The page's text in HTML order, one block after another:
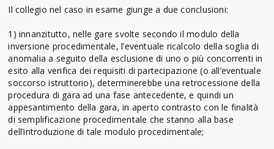
Il collegio nel caso in esame giunge a due conclusioni:
1) innanzitutto, nelle gare svolte secondo il modulo della
inversione procedimentale, l’eventuale ricalcolo della soglia di
anomalia a seguito della esclusione di uno o più concorrenti in
esito alla verifica dei requisiti di partecipazione (o all’eventuale
soccorso istruttorio), determinerebbe una retrocessione della
procedura di gara ad una fase antecedente, e quindi un
appesantimento della gara, in aperto contrasto con le finalità
di semplificazione procedimentale che stanno alla base
dell’introduzione di tale modulo procedimentale;